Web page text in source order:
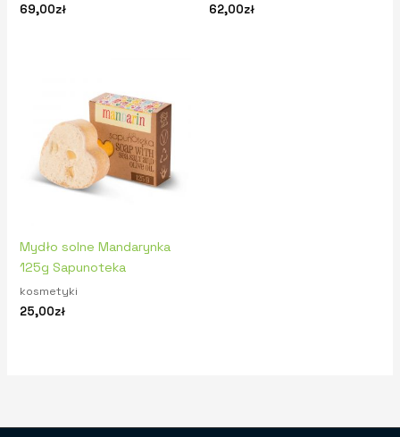
69,00zł 62,00zł
Mydło solne Mandarynka
125g Sapunoteka
kosmetyki
25,00zł